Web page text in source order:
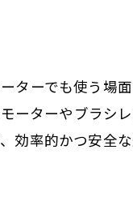
ターでも使う場
ーターやブラシ
効率的かつ安全